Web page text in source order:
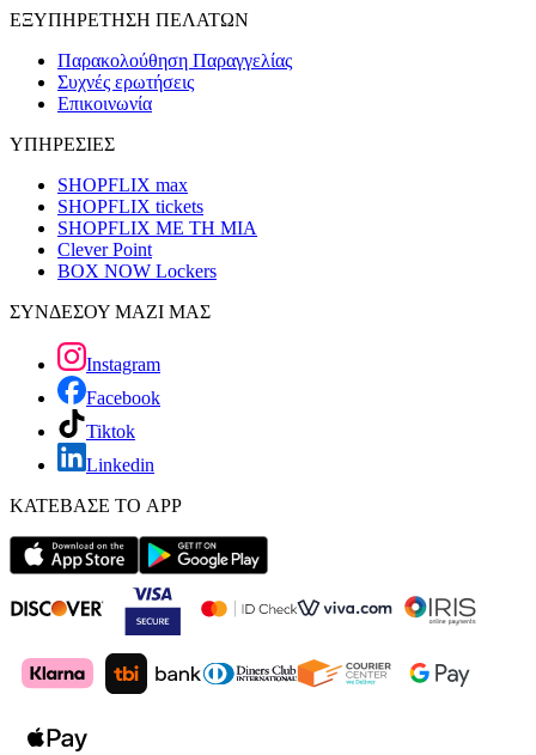
ΕΞΥΠΗΡΕΤΗΣΗ ΠΕΛΑΤΩΝ
Παρακολούθηση Παραγγελίας
Συχνές ερωτήσεις
Επικοινωνία
ΥΠΗΡΕΣΙΕΣ
SHOPFLIX max
SHOPFLIX tickets
SHOPFLIX ΜΕ ΤΗ ΜΙΑ
Clever Point
BOX NOW Lockers
ΣΥΝΔΕΣΟΥ ΜΑΖΙ ΜΑΣ
Instagram
Facebook
Tiktok
Linkedin
ΚΑΤΕΒΑΣΕ ΤΟ APP